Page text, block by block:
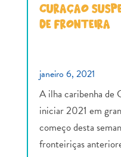
CURAÇAO
DE FRONTEIRA
janeiro 6, 2021
A ilha caribenha de
iniciar 2021 em
começo desta
fronteiriças